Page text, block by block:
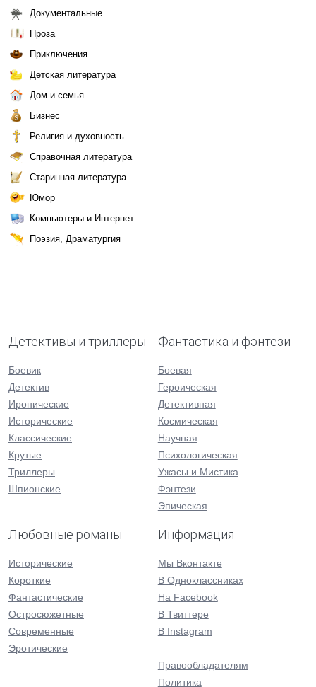
Документальные
Проза
Приключения
Детская литература
Дом и семья
Бизнес
Религия и духовность
Справочная литература
Старинная литература
Юмор
Компьютеры и Интернет
Поэзия, Драматургия
Детективы и триллеры
Боевик
Детектив
Иронические
Исторические
Классические
Крутые
Триллеры
Шпионские
Фантастика и фэнтези
Боевая
Героическая
Детективная
Космическая
Научная
Психологическая
Ужасы и Мистика
Фэнтези
Эпическая
Любовные романы
Исторические
Короткие
Фантастические
Остросюжетные
Современные
Эротические
Информация
Мы Вконтакте
В Одноклассниках
На Facebook
В Твиттере
В Instagram
Правообладателям
Политика